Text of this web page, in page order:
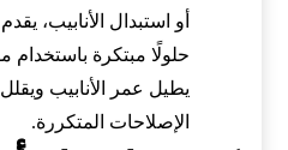
أو استبدال الأنابيب،
حلولًا مبتكرة باستخدام
يطيل عمر الأنابيب
الإصلاحات المتكررة.